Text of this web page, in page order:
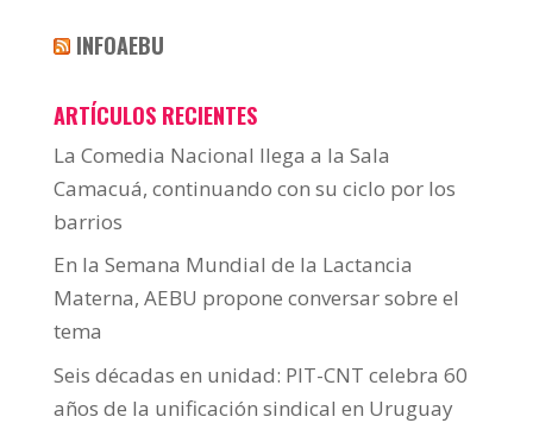
INFOAEBU
ARTÍCULOS RECIENTES
La Comedia Nacional llega a la Sala
Camacuá, continuando con su ciclo por los
barrios
En la Semana Mundial de la Lactancia
Materna, AEBU propone conversar sobre el
tema
Seis décadas en unidad: PIT-CNT celebra 60
años de la unificación sindical en Uruguay